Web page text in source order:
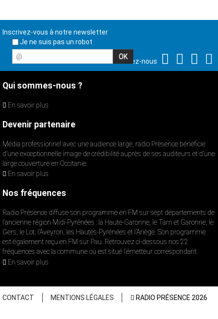
Inscrivez-vous à notre newsletter
Je ne suis pas un robot
@
Suivez-nous
Qui sommes-nous ?
En savoir plus
Devenir partenaire
Média professionnel avec une audience large, radio Présence bénéficie
d’une exceptionnelle image de crédibilité auprès de ses auditeurs et d’une
large couverture en Occitanie.
En savoir plus
Nos fréquences
Radio Présence diffuse son programme en FM sur sept départements de
l’ancienne région Midi-Pyrénées : la Haute-Garonne, le Tarn et Garonne, le
Gers, le Lot, l’Aveyron, les Hautes-Pyrénées et l’Ariège. Son programme
est également reçu en FM sur Pau. Retrouvez ci-dessous nos 22
fréquences avec la commune où est situé l’émetteur correspondant.
En savoir plus
CONTACT MENTIONS LÉGALES RADIO PRÉSENCE 2026